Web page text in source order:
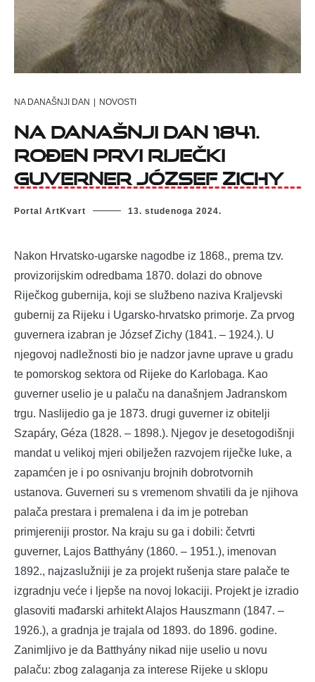
NA DANAŠNJI DAN | NOVOSTI
Na današnji dan 1841.
rođen prvi riječki
guverner József Zichy
Portal ArtKvart 13. studenoga 2024.
Nakon Hrvatsko-ugarske nagodbe iz 1868., prema tzv.
provizorijskim odredbama 1870. dolazi do obnove
Riječkog gubernija, koji se službeno naziva Kraljevski
gubernij za Rijeku i Ugarsko-hrvatsko primorje. Za prvog
guvernera izabran je József Zichy (1841. – 1924.). U
njegovoj nadležnosti bio je nadzor javne uprave u gradu
te pomorskog sektora od Rijeke do Karlobaga. Kao
guverner uselio je u palaču na današnjem Jadranskom
trgu. Naslijedio ga je 1873. drugi guverner iz obitelji
Szapáry, Géza (1828. – 1898.). Njegov je desetogodišnji
mandat u velikoj mjeri obilježen razvojem riječke luke, a
zapamćen je i po osnivanju brojnih dobrotvornih
ustanova. Guverneri su s vremenom shvatili da je njihova
palača prestara i premalena i da im je potreban
primjereniji prostor. Na kraju su ga i dobili: četvrti
guverner, Lajos Batthyány (1860. – 1951.), imenovan
1892., najzaslužniji je za projekt rušenja stare palače te
izgradnju veće i ljepše na novoj lokaciji. Projekt je izradio
glasoviti mađarski arhitekt Alajos Hauszmann (1847. –
1926.), a gradnja je trajala od 1893. do 1896. godine.
Zanimljivo je da Batthyány nikad nije uselio u novu
palaču: zbog zalaganja za interese Rijeke u sklopu